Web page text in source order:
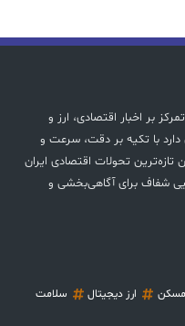
بر اخبار اقتصادی، ارز و
دارد با تکیه بر دقت، سرعت و
تازه‌ترین تحولات اقتصادی ایران
شفاف برای آگاهی‌بخشی و
مسکن ارز دیجیتال
سلامت